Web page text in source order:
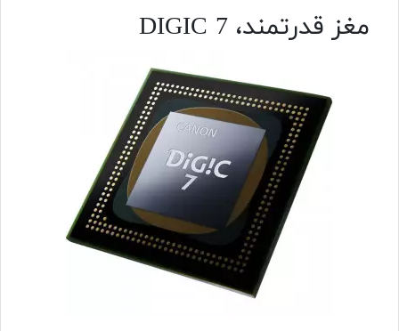
مغز قدرتمند، DIGIC 7